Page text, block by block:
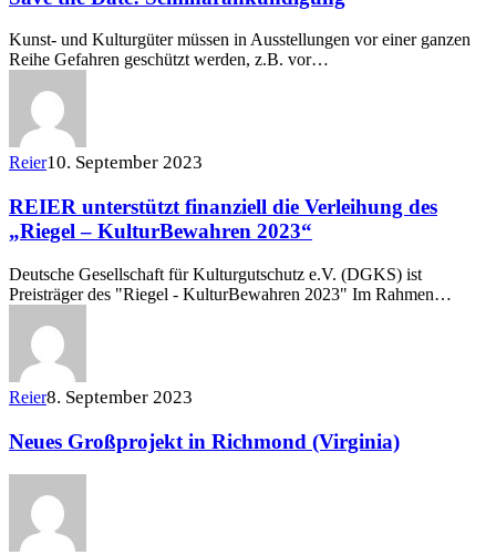
Kunst- und Kulturgüter müssen in Ausstellungen vor einer ganzen
Reihe Gefahren geschützt werden, z.B. vor…
Reier10. September 2023
REIER unterstützt finanziell die Verleihung des
„Riegel – KulturBewahren 2023“
Deutsche Gesellschaft für Kulturgutschutz e.V. (DGKS) ist
Preisträger des "Riegel - KulturBewahren 2023" Im Rahmen…
Reier8. September 2023
Neues Großprojekt in Richmond (Virginia)